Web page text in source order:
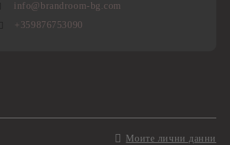
info@brandroom-bg.com
+359876753090
Моите лични данни